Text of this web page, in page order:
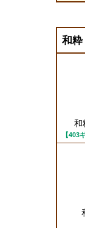
和粋
和
【403